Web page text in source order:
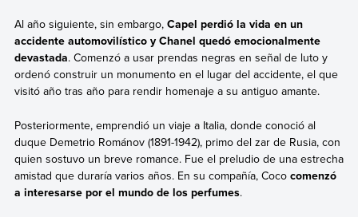
Al año siguiente, sin embargo, Capel perdió la vida en un
accidente automovilístico y Chanel quedó emocionalmente
devastada. Comenzó a usar prendas negras en señal de luto y
ordenó construir un monumento en el lugar del accidente, el que
visitó año tras año para rendir homenaje a su antiguo amante.
Posteriormente, emprendió un viaje a Italia, donde conoció al
duque Demetrio Románov (1891-1942), primo del zar de Rusia, con
quien sostuvo un breve romance. Fue el preludio de una estrecha
amistad que duraría varios años. En su compañía, Coco comenzó
a interesarse por el mundo de los perfumes.